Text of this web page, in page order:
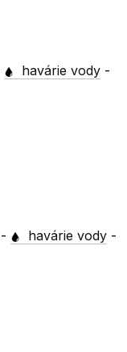
havárie vody -
- havárie vody -